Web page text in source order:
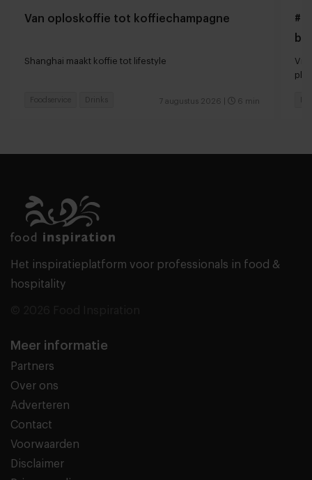
Van oploskoffie tot koffiechampagne
Shanghai maakt koffie tot lifestyle
7 augustus 2026 6 min
Foodservice Drinks
Het inspiratieplatform voor professionals in food &
hospitality
Meer informatie
Partners
Over ons
Adverteren
Contact
Voorwaarden
Disclaimer